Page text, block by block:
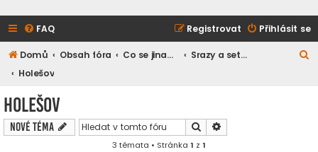
FAQ Přihlásit se
Registrovat
Domů Obsah fóra Co se jinam nevešlo
Srazy a setkání
Holešov
Holešov
Nové téma Hledat
3 témata • Stránka 1 z 1